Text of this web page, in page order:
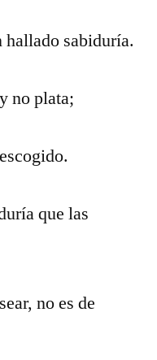
hallado sabiduría.
no plata;
que las
no es de